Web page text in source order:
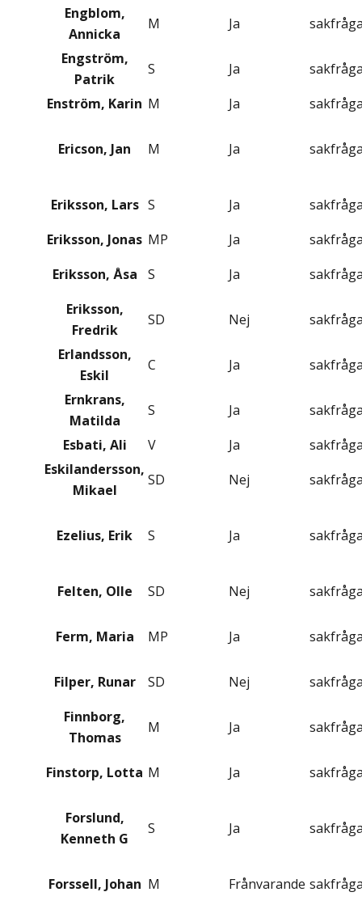
Engblom,
Annicka
M Ja
Engström,
Patrik
S Ja
Enström, Karin M Ja
Ericson, Jan M Ja
Eriksson, Lars S Ja
Eriksson, Jonas MP Ja
Eriksson, Åsa
S Ja
Eriksson,
Fredrik
SD Nej
Erlandsson,
Eskil
C Ja
Ernkrans,
Matilda
S Ja
Esbati, Ali
V Ja
Eskilandersson,
Mikael
SD Nej
Ezelius, Erik S Ja
Felten, Olle SD Nej
Ferm, Maria MP Ja
Filper, Runar SD Nej
Finnborg,
Thomas
M Ja
Finstorp, Lotta M Ja
Forslund,
Kenneth G
S Ja
Forssell, Johan M Frånvarande